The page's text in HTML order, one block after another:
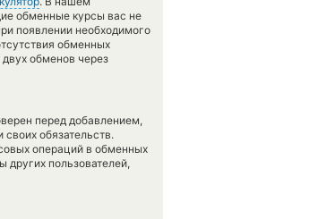
обменные курсы вас не
появлении необходимого
обменных
обменов через
перед добавлением,
обязательств.
операций в обменных
других пользователей,